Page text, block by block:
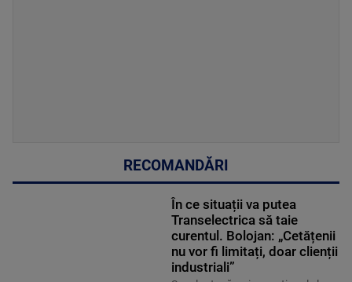
RECOMANDĂRI
În ce situații va putea
Transelectrica să taie
curentul. Bolojan: „Cetățenii
nu vor fi limitați, doar clienții
industriali”